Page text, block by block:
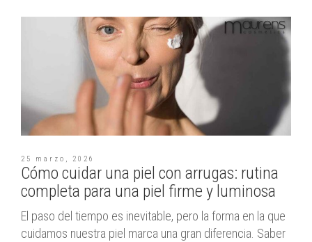
25 marzo, 2026
Cómo cuidar una piel con arrugas: rutina
completa para una piel firme y luminosa
El paso del tiempo es inevitable, pero la forma en la que
cuidamos nuestra piel marca una gran diferencia. Saber